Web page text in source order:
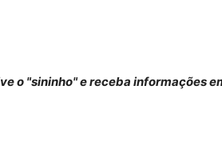
o "sininho" e receba informações